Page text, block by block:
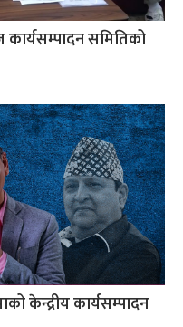
कार्यसम्पादन समितिको
केन्द्रीय कार्यसम्पादन